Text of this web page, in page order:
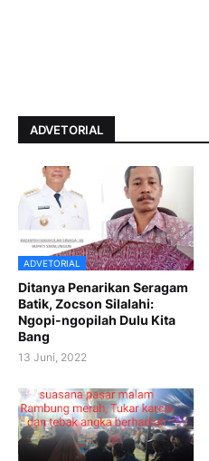
ADVETORIAL
ADVETORIAL
Ditanya Penarikan Seragam
Batik, Zocson Silalahi:
Ngopi-ngopilah Dulu Kita
Bang
13 Juni, 2022